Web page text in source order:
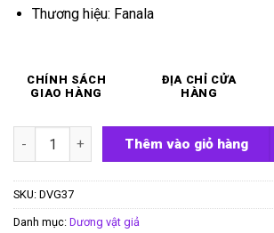
Thương hiệu: Fanala
CHÍNH SÁCH
GIAO HÀNG
ĐỊA CHỈ CỬA
HÀNG
Cu giả rung thụt sưởi ấm Fanala số lượng
Thêm vào giỏ hàng
SKU: DVG37
Danh mục: Dương vật giả